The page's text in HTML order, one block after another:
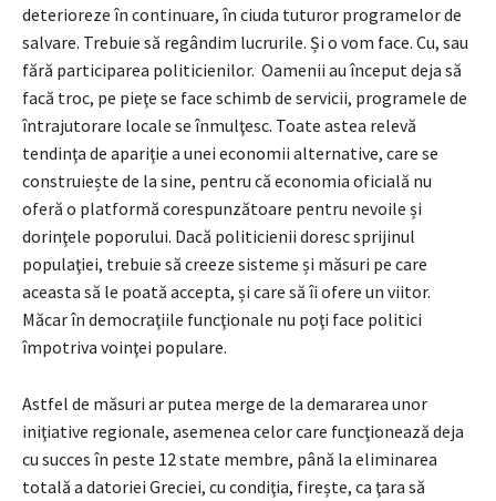
deterioreze în continuare, în ciuda tuturor programelor de
salvare. Trebuie să regândim lucrurile. Și o vom face. Cu, sau
fără participarea politicienilor. Oamenii au început deja să
facă troc, pe pieţe se face schimb de servicii, programele de
întrajutorare locale se înmulţesc. Toate astea relevă
tendinţa de apariţie a unei economii alternative, care se
construiește de la sine, pentru că economia oficială nu
oferă o platformă corespunzătoare pentru nevoile și
dorinţele poporului. Dacă politicienii doresc sprijinul
populaţiei, trebuie să creeze sisteme și măsuri pe care
aceasta să le poată accepta, și care să îi ofere un viitor.
Măcar în democraţiile funcţionale nu poţi face politici
împotriva voinţei populare.
Astfel de măsuri ar putea merge de la demararea unor
iniţiative regionale, asemenea celor care funcţionează deja
cu succes în peste 12 state membre, până la eliminarea
totală a datoriei Greciei, cu condiţia, firește, ca ţara să